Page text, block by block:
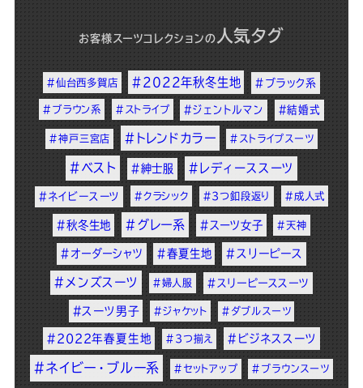
お客様スーツコレクションの 人気タグ
#仙台西多賀店 #2022年秋冬生地 #ブラック系
#ブラウン系 #ストライプ #ジェントルマン #結婚式
#神戸三宮店 #トレンドカラー #ストライプスーツ
#ベスト #紳士服 #レディーススーツ
#ネイビースーツ #クラシック #3つ釦段返り #成人式
#秋冬生地 #グレー系 #スーツ女子 #天神
#オーダーシャツ #春夏生地 #スリーピース
#メンズスーツ #婦人服 #スリーピーススーツ
#スーツ男子 #ジャケット #ダブルスーツ
#2022年春夏生地 #3つ揃え #ビジネススーツ
#ネイビー・ブルー系 #セットアップ #ブラウンスーツ